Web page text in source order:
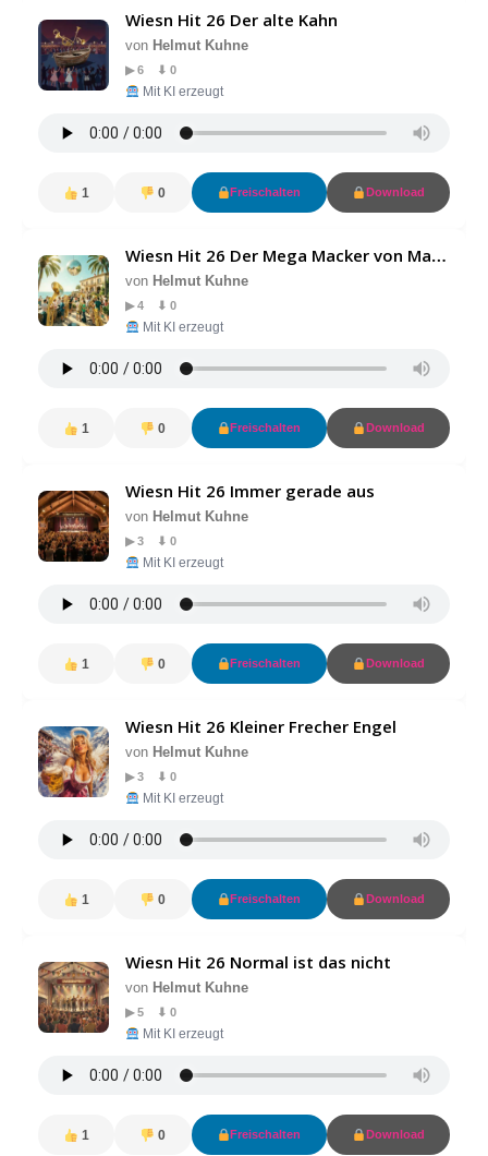
Wiesn Hit 26 Der alte Kahn
von Helmut Kuhne
▶ 6 ⬇ 0
Mit KI erzeugt
1 0 Freischalten Download
Wiesn Hit 26 Der Mega Macker von Mallorca
von Helmut Kuhne
▶ 4 ⬇ 0
Mit KI erzeugt
1 0 Freischalten Download
Wiesn Hit 26 Immer gerade aus
von Helmut Kuhne
▶ 3 ⬇ 0
Mit KI erzeugt
1 0 Freischalten Download
Wiesn Hit 26 Kleiner Frecher Engel
von Helmut Kuhne
▶ 3 ⬇ 0
Mit KI erzeugt
1 0 Freischalten Download
Wiesn Hit 26 Normal ist das nicht
von Helmut Kuhne
▶ 5 ⬇ 0
Mit KI erzeugt
1 0 Freischalten Download